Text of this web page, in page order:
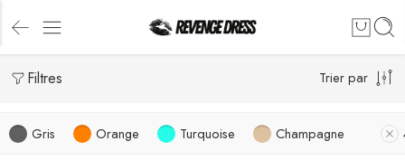
Filtres Trier par
Gris Orange Turquoise Champagne